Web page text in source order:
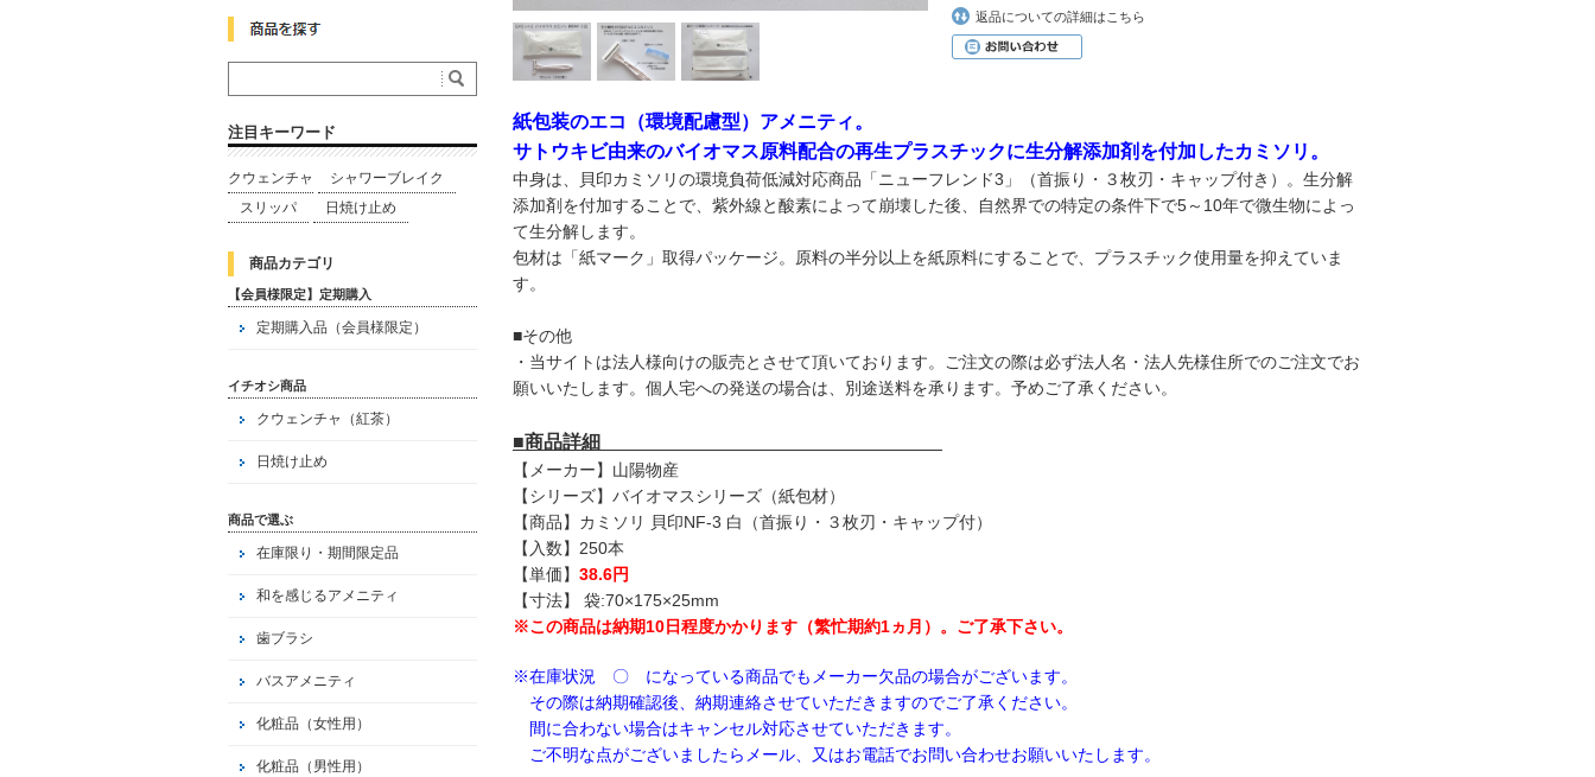
返品についての詳細はこちら
紙包装のエコ（環境配慮型）アメニティ。
サトウキビ由来のバイオマス原料配合の再生プラスチックに生分解添加剤を付加したカミソリ。
中身は、貝印カミソリの環境負荷低減対応商品「ニューフレンド3」（首振り・３枚刃・キャップ付き）。生分解
添加剤を付加することで、紫外線と酸素によって崩壊した後、自然界での特定の条件下で5～10年で微生物によっ
て生分解します。
包材は「紙マーク」取得パッケージ。原料の半分以上を紙原料にすることで、プラスチック使用量を抑えていま
す。
■その他
・当サイトは法人様向けの販売とさせて頂いております。ご注文の際は必ず法人名・法人先様住所でのご注文でお
願いいたします。個人宅への発送の場合は、別途送料を承ります。予めご了承ください。
■商品詳細
【メーカー】山陽物産
【シリーズ】バイオマスシリーズ（紙包材）
【商品】カミソリ 貝印NF-3 白（首振り・３枚刃・キャップ付）
【入数】250本
【単価】 38.6円
【寸法】 袋:70×175×25mm
※この商品は納期10日程度かかります（繁忙期約1ヵ月）。ご了承下さい。
※在庫状況 〇 になっている商品でもメーカー欠品の場合がございます。
その際は納期確認後、納期連絡させていただきますのでご了承ください。
間に合わない場合はキャンセル対応させていただきます。
ご不明な点がございましたらメール、又はお電話でお問い合わせお願いいたします。
注目キーワード
クウェンチャ
シャワーブレイク
スリッパ
日焼け止め
商品カテゴリ
【会員様限定】定期購入
定期購入品（会員様限定）
イチオシ商品
クウェンチャ（紅茶）
日焼け止め
商品で選ぶ
在庫限り・期間限定品
和を感じるアメニティ
歯ブラシ
バスアメニティ
化粧品（女性用）
化粧品（男性用）